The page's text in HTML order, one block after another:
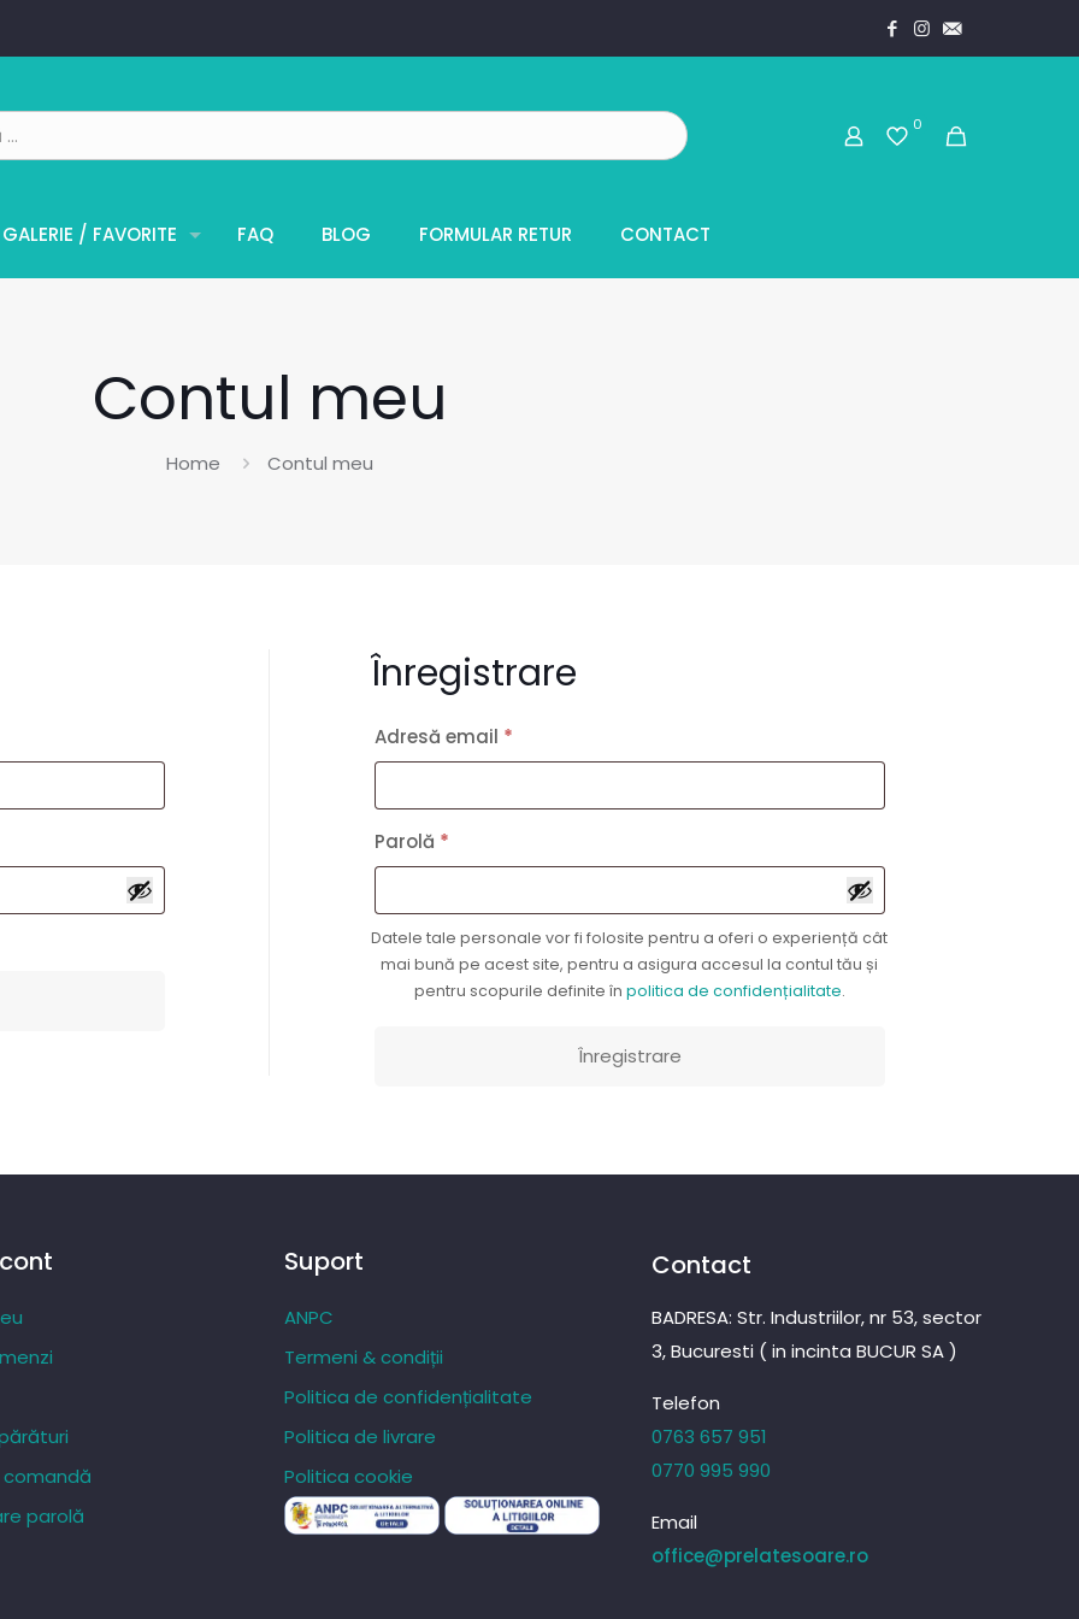
0
GALERIE / FAVORITE FAQ BLOG FORMULAR RETUR CONTACT
Contul meu
Home Contul meu
Înregistrare
Adresă email *Obligatoriu
Parolă *Obligatoriu
Datele tale personale vor fi folosite pentru a oferi o experiență cât
mai bună pe acest site, pentru a asigura accesul la contul tău și
pentru scopurile definite în politica de confidențialitate.
Înregistrare
comandă
parolă
Suport
ANPC
Termeni & condiții
Politica de confidențialitate
Politica de livrare
Politica cookie
Contact
BADRESA: Str. Industriilor, nr 53, sector
3, Bucuresti ( in incinta BUCUR SA )
Telefon
0763 657 951
0770 995 990
Email
office@prelatesoare.ro